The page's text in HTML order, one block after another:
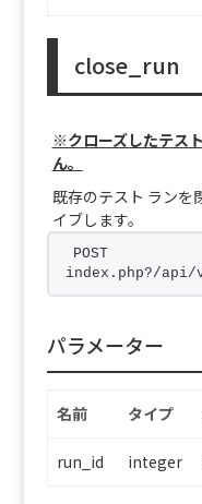
close_run
※クローズしたテス
ん。
既存のテスト ランを
イブします。
POST
index.php?/api/
パラメーター
名前 タイプ
run_id integer